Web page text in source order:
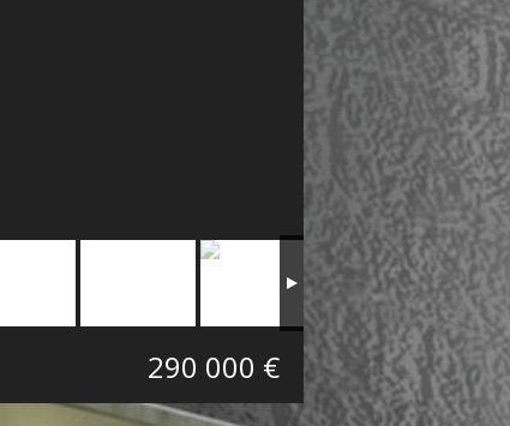
290 000 €